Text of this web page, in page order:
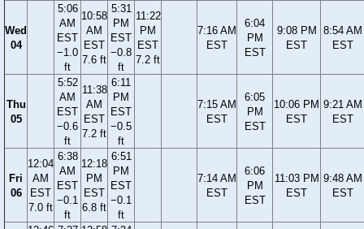
Wed
04
5:06
AM
EST
−1.0
ft
10:58
AM
EST
7.6 ft
5:31
PM
EST
−0.8
ft
11:22
PM
EST
7.2 ft
7:16 AM
EST
6:04
PM
EST
9:08 PM
EST
8:54 AM
EST
Thu
05
5:52
AM
EST
−0.6
ft
11:38
AM
EST
7.2 ft
6:11
PM
EST
−0.5
ft
7:15 AM
EST
6:05
PM
EST
10:06 PM
EST
9:21 AM
EST
Fri
06
12:04
AM
EST
7.0 ft
6:38
AM
EST
−0.1
ft
12:18
PM
EST
6.8 ft
6:51
PM
EST
−0.1
ft
7:14 AM
EST
6:06
PM
EST
11:03 PM
EST
9:48 AM
EST